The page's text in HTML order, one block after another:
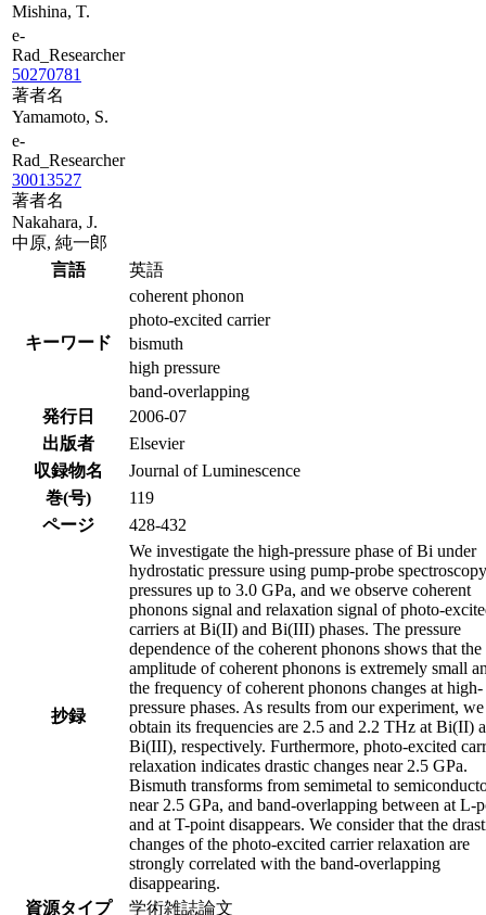
Mishina, T.
e-
Rad_Researcher
50270781
著者名
Yamamoto, S.
e-
Rad_Researcher
30013527
著者名
Nakahara, J.
中原, 純一郎
言語
英語
キーワード
coherent phonon
photo-excited carrier
bismuth
high pressure
band-overlapping
発行日
2006-07
出版者
Elsevier
収録物名
Journal of Luminescence
巻(号)
119
ページ
428-432
抄録
We investigate the high-pressure phase of Bi under
hydrostatic pressure using pump-probe
pressures up to 3.0 GPa, and we observe coherent
phonons signal and relaxation signal of photo-
carriers at Bi(II) and Bi(III) phases. The pressure
dependence of the coherent phonons shows that the
amplitude of coherent phonons is extremely small
the frequency of coherent phonons changes at high-
pressure phases. As results from our experiment, we
obtain its frequencies are 2.5 and 2.2 THz at Bi(II)
Bi(III), respectively. Furthermore, photo-excited
relaxation indicates drastic changes near 2.5 GPa.
Bismuth transforms from semimetal to
near 2.5 GPa, and band-overlapping between at L-
and at T-point disappears. We consider that the
changes of the photo-excited carrier relaxation are
strongly correlated with the band-overlapping
disappearing.
資源タイプ
学術雑誌論文